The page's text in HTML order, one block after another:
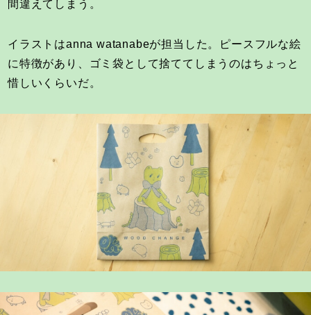
間違えてしまう。
イラストはanna watanabeが担当した。ピースフルな絵
に特徴があり、ゴミ袋として捨ててしまうのはちょっと
惜しいくらいだ。